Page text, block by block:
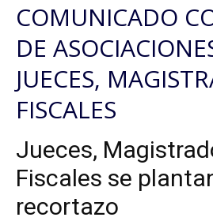
COMUNICADO
DE
JUECES,
FISCALES
Jueces,
Fiscales se
recortazo